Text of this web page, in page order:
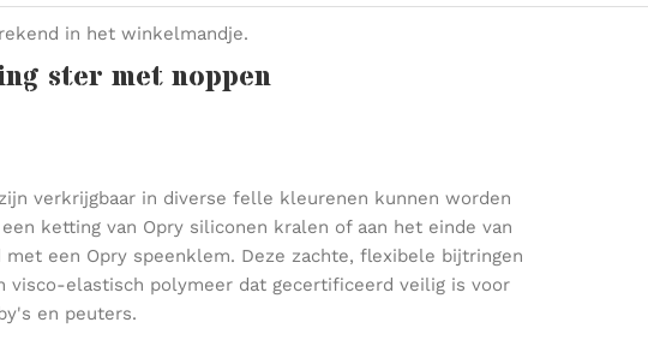
in het winkelmandje.
ster met noppen
verkrijgbaar in diverse felle kleurenen kunnen worden
ketting van Opry siliconen kralen of aan het einde van
met een Opry speenklem. Deze zachte, flexibele bijtringen
visco-elastisch polymeer dat gecertificeerd veilig is voor
en peuters.